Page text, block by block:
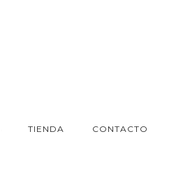
TIENDA CONTACTO